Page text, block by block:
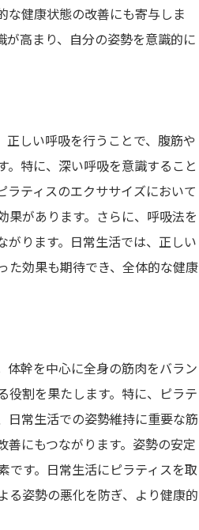
な健康状態の改善にも寄与しま
高まり、自分の姿勢を意識的に
しい呼吸を行うことで、腹筋や
特に、深い呼吸を意識すること
ティスのエクササイズにおいて
果があります。さらに、呼吸法を
ります。日常生活では、正しい
た効果も期待でき、全体的な健康
体幹を中心に全身の筋肉をバラン
役割を果たします。特に、ピラテ
日常生活での姿勢維持に重要な筋
にもつながります。姿勢の安定
です。日常生活にピラティスを取
る姿勢の悪化を防ぎ、より健康的